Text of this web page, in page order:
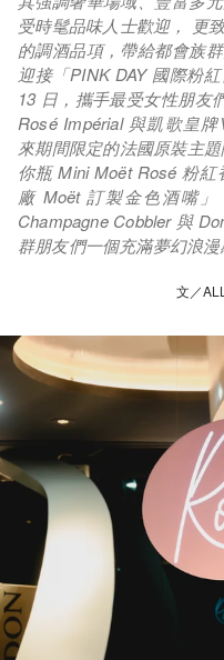
受時髦品味人士歡迎， 更
的調酒品項，帶給都會族
迎接「PINK DAY 國際粉
13 日，攜手最受女性朋友
Rosé Impérial 與凱歌皇
來期間限定的法國原裝主
你瓶 Mini Moët Rosé 粉
廠 Moët 訂製金色酒嘴
Champagne Cobbler 與
群朋友們一個充滿夢幻浪漫
文／